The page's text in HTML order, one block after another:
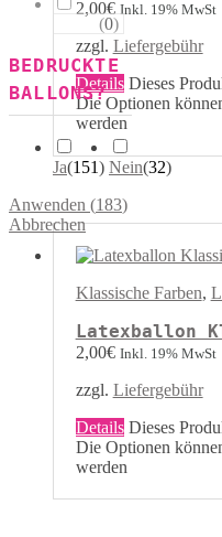
2,00€ Inkl. 19% MwSt
zzgl. Liefergebühr
Details Dieses
Die Optionen
werden
Klassische Farben,
Latexballon
2,00€ Inkl. 19% MwSt
zzgl. Liefergebühr
Details Dieses
Die Optionen
werden
(0)
BEDRUCKTE
BALLONS?
Ja(151) Nein(32)
Anwenden (183)
Abbrechen